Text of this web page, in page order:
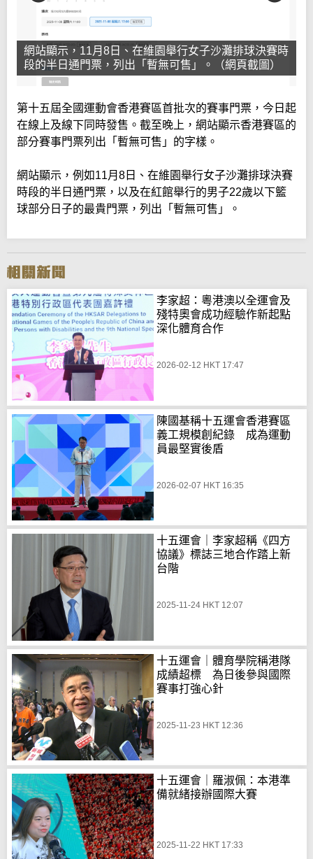
網站顯示，11月8日、在維園舉行女子沙灘排球決賽時
段的半日通門票，列出「暫無可售」。（網頁截圖）
第十五屆全國運動會香港賽區首批次的賽事門票，今日起
在線上及線下同時發售。截至晚上，網站顯示香港賽區的
部分賽事門票列出「暫無可售」的字樣。
網站顯示，例如11月8日、在維園舉行女子沙灘排球決賽
時段的半日通門票，以及在紅館舉行的男子22歲以下籃
球部分日子的最貴門票，列出「暫無可售」。
李家超：粵港澳以全運會及
殘特奧會成功經驗作新起點
深化體育合作
2026-02-12 HKT 17:47
陳國基稱十五運會香港賽區
義工規模創紀錄 成為運動
員最堅實後盾
2026-02-07 HKT 16:35
十五運會｜李家超稱《四方
協議》標誌三地合作踏上新
台階
2025-11-24 HKT 12:07
十五運會｜體育學院稱港隊
成績超標 為日後參與國際
賽事打強心針
2025-11-23 HKT 12:36
十五運會｜羅淑佩：本港準
備就緒接辦國際大賽
2025-11-22 HKT 17:33